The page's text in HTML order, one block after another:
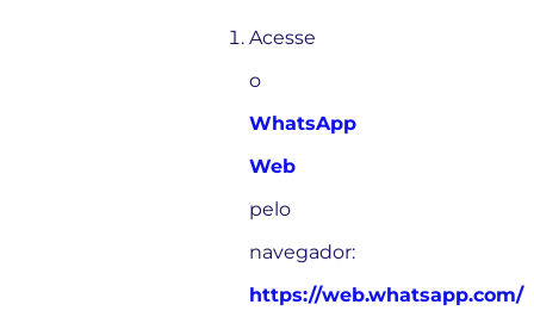
Acesse
o
WhatsApp
Web
pelo
navegador:
https://web.whatsapp.com/